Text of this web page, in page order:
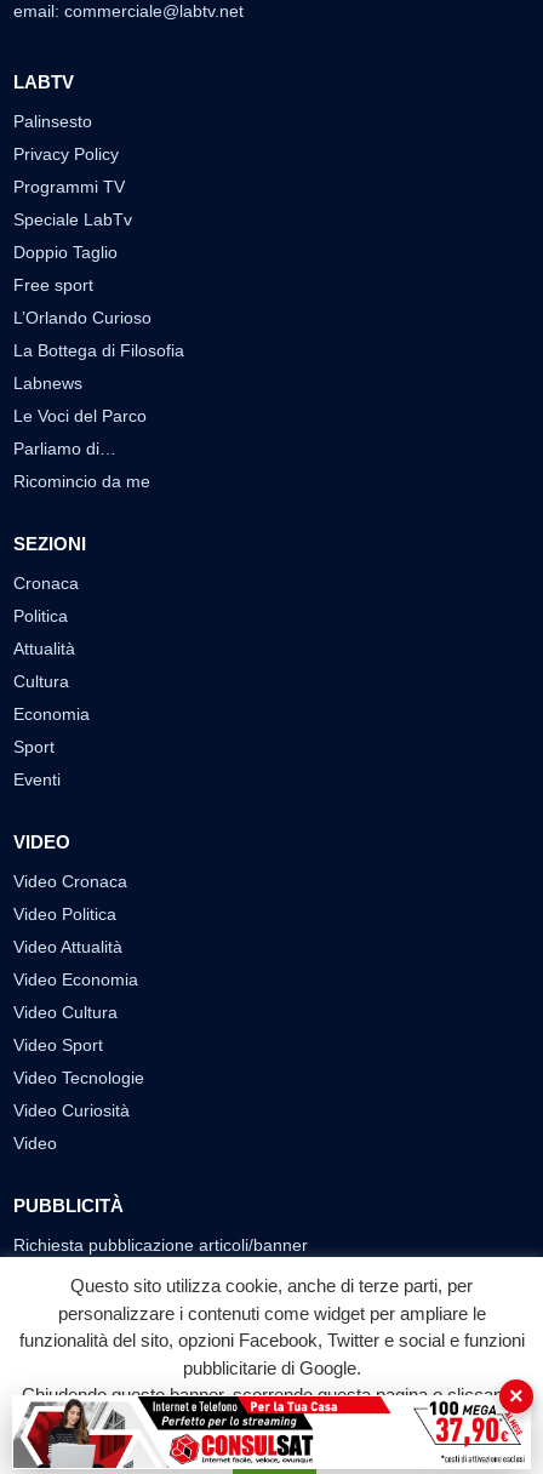
email: commerciale@labtv.net
LABTV
Palinsesto
Privacy Policy
Programmi TV
Speciale LabTv
Doppio Taglio
Free sport
L’Orlando Curioso
La Bottega di Filosofia
Labnews
Le Voci del Parco
Parliamo di…
Ricomincio da me
SEZIONI
Cronaca
Politica
Attualità
Cultura
Economia
Sport
Eventi
VIDEO
Video Cronaca
Video Politica
Video Attualità
Video Economia
Video Cultura
Video Sport
Video Tecnologie
Video Curiosità
Video
PUBBLICITÀ
Richiesta pubblicazione articoli/banner
SEGUICI SUI SOCIAL
f
Facebook
◎ ▶
YouTube
© 2026 LABTV - Tutti i diritti riservati
Questo sito utilizza cookie, anche di terze parti, per
personalizzare i contenuti come widget per ampliare le
funzionalità del sito, opzioni Facebook, Twitter e social e funzioni
pubblicitarie di Google.
Chiudendo questo banner, scorrendo questa pagina o cliccando
su qualunque suo elemento acconsenti all'uso dei cookie.
Accetta
×